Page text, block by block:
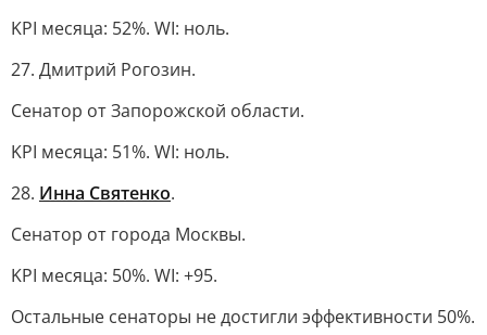
KPI месяца: 52%. WI: ноль.
27. Дмитрий Рогозин.
Сенатор от Запорожской области.
KPI месяца: 51%. WI: ноль.
28. Инна Святенко.
Сенатор от города Москвы.
KPI месяца: 50%. WI: +95.
Остальные сенаторы не достигли эффективности 50%.